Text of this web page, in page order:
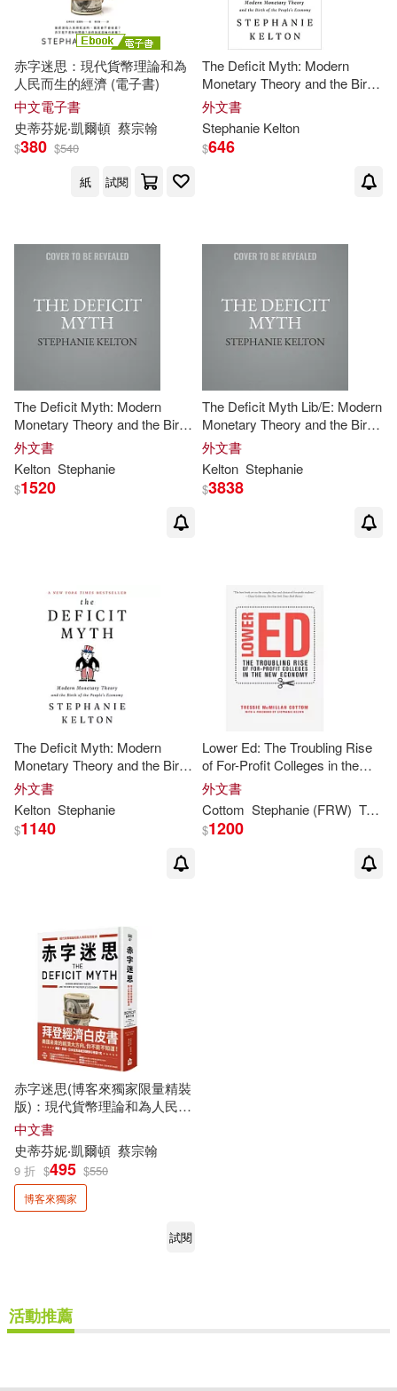
Tressie Mcmillan/ Kelton(1)
出版社 (可複選)
Ingram(5) 如果出版社(3)
可超商取貨(8) 可海外宅配(8)
可港澳店取(8)
可新加坡店取(8)
可菲律賓店取(8)
適合手機平板閱讀(1)
其他 (可複選)
現在可購買商品(3)
作者/演唱/譯/編/繪(4)
-
赤字迷思：現代貨幣理論和為
人民而生的經濟 (電子書)
中文電子書
史蒂芬妮‧凱爾頓 蔡宗翰
$380 $540
紙
試閱
The Deficit Myth: Modern
Monetary Theory and the Birth
of the People’s Economy
外文書
Stephanie Kelton
$646
The Deficit Myth: Modern
Monetary Theory and the Birth
of the People’’s Economy
外文書
Kelton Stephanie
$1520
The Deficit Myth Lib/E: Modern
Monetary Theory and the Birth
of the People’’s Economy
外文書
Kelton Stephanie
$3838
The Deficit Myth: Modern
Monetary Theory and the Birth
of the People’’s Economy
外文書
Kelton Stephanie
$1140
Lower Ed: The Troubling Rise
of For-Profit Colleges in the
New Economy
外文書
Cottom Stephanie (FRW) Tressie Mcmillan/
$1200
赤字迷思(博客來獨家限量精裝
版)：現代貨幣理論和為人民而
生的經濟
中文書
史蒂芬妮‧凱爾頓 蔡宗翰
9 折 $495 $550
博客來獨家
試閱
活動推薦